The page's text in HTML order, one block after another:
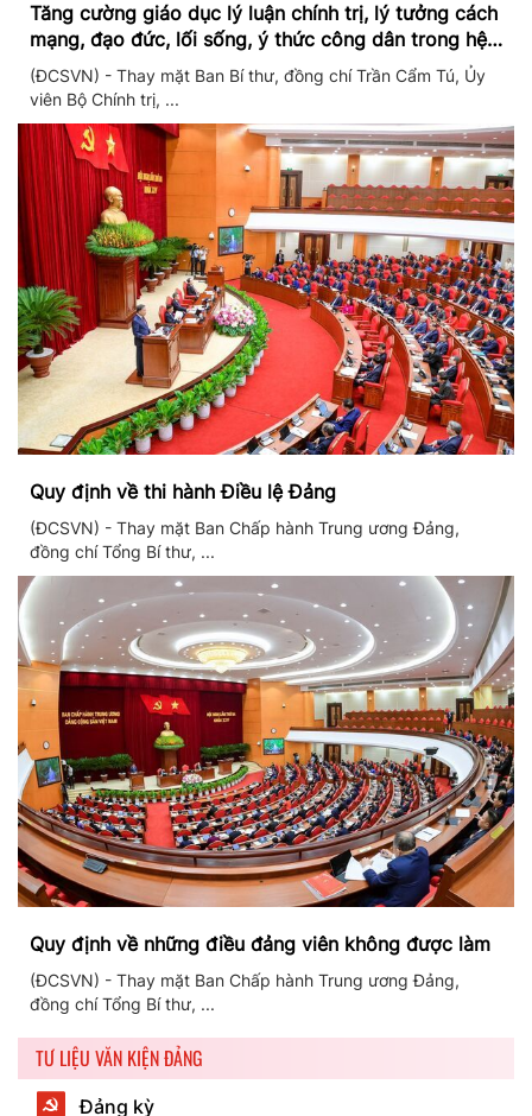
Tăng cường giáo dục lý luận chính trị, lý tưởng cách
mạng, đạo đức, lối sống, ý thức công dân trong hệ
thống giáo dục quốc dân
(ĐCSVN) - Thay mặt Ban Bí thư, đồng chí Trần Cẩm Tú, Ủy
viên Bộ Chính trị, ...
Quy định về thi hành Điều lệ Đảng
(ĐCSVN) - Thay mặt Ban Chấp hành Trung ương Đảng,
đồng chí Tổng Bí thư, ...
Quy định về những điều đảng viên không được làm
(ĐCSVN) - Thay mặt Ban Chấp hành Trung ương Đảng,
đồng chí Tổng Bí thư, ...
TƯ LIỆU VĂN KIỆN ĐẢNG
Đảng kỳ